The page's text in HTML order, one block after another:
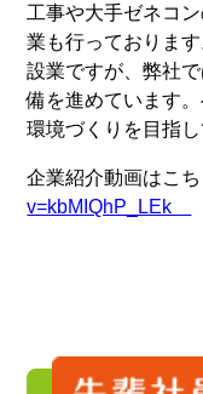
工事や大手ゼネコ
業も行っておりま
設業ですが、弊社
備を進めています
環境づくりを目指し
企業紹介動画はこち
v=kbMIQhP_LEk